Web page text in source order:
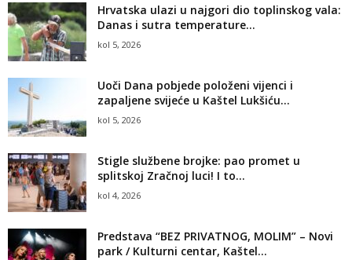
Hrvatska ulazi u najgori dio toplinskog vala:
Danas i sutra temperature...
kol 5, 2026
Uoči Dana pobjede položeni vijenci i
zapaljene svijeće u Kaštel Lukšiću...
kol 5, 2026
Stigle službene brojke: pao promet u
splitskoj Zračnoj luci! I to...
kol 4, 2026
Predstava “BEZ PRIVATNOG, MOLIM” – Novi
park / Kulturni centar, Kaštel...